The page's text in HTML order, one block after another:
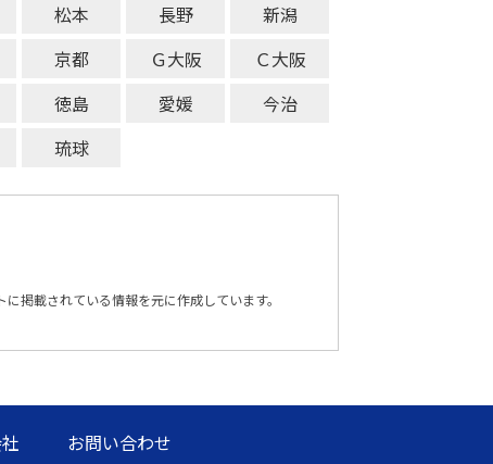
松本 長野
新潟
京都 Ｇ大阪
Ｃ大阪
徳島 愛媛
今治
琉球
掲載されている情報を元に作成しています。
お問い合わせ